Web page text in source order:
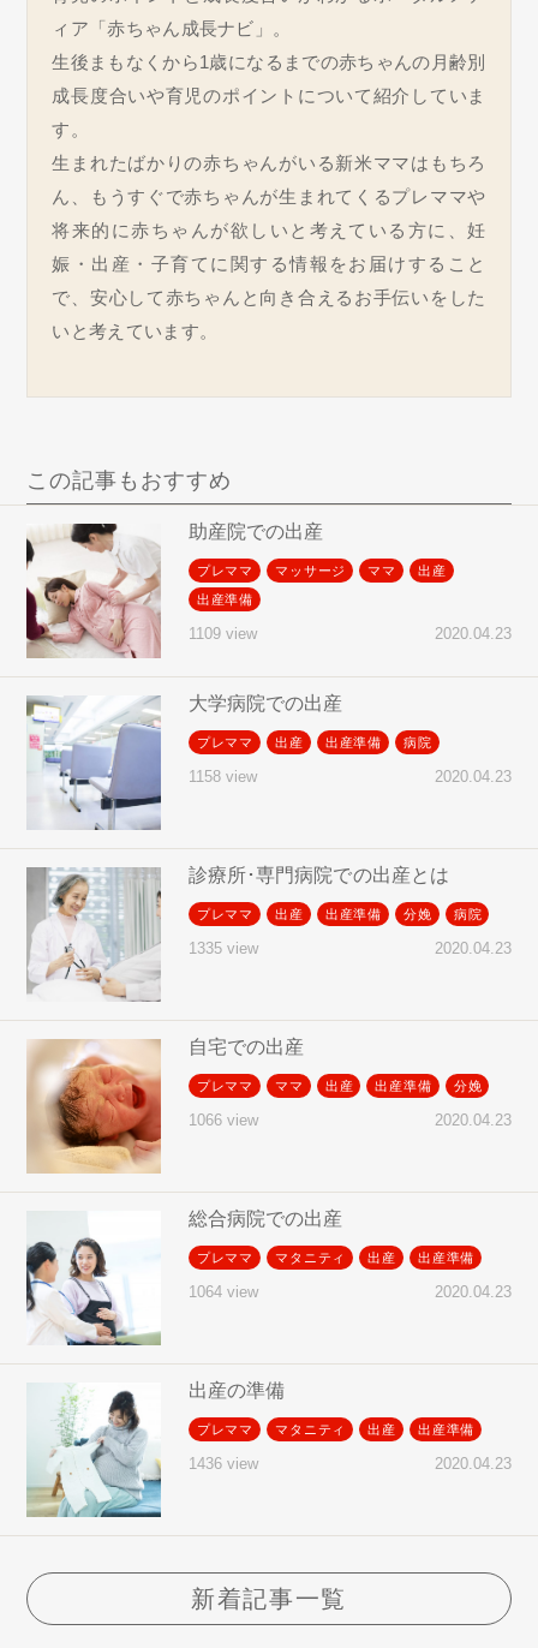
ィア「赤ちゃん成長ナビ」。
生後まもなくから1歳になるまでの赤ちゃんの月齢別
成長度合いや育児のポイントについて紹介していま
す。
生まれたばかりの赤ちゃんがいる新米ママはもちろ
ん、もうすぐで赤ちゃんが生まれてくるプレママや
将来的に赤ちゃんが欲しいと考えている方に、妊
娠・出産・子育てに関する情報をお届けすること
で、安心して赤ちゃんと向き合えるお手伝いをした
いと考えています。
この記事もおすすめ
助産院での出産
プレママ マッサージ ママ
出産
出産準備
1109 view 2020.04.23
大学病院での出産
プレママ 出産 出産準備 病院
1158 view 2020.04.23
診療所･専門病院での出産とは
プレママ 出産 出産準備 分娩 病院
1335 view 2020.04.23
自宅での出産
プレママ ママ 出産 出産準備 分娩
1066 view 2020.04.23
総合病院での出産
プレママ マタニティ 出産 出産準備
1064 view 2020.04.23
出産の準備
プレママ マタニティ 出産 出産準備
1436 view 2020.04.23
新着記事一覧